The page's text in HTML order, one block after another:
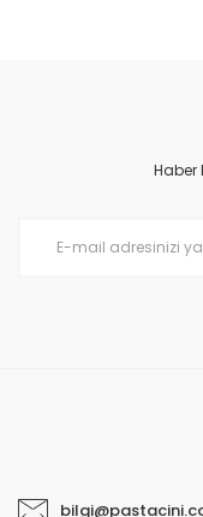
Ürün resmi
Ürün
Haber